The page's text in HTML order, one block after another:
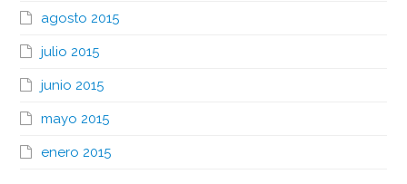
agosto 2015
julio 2015
junio 2015
mayo 2015
enero 2015